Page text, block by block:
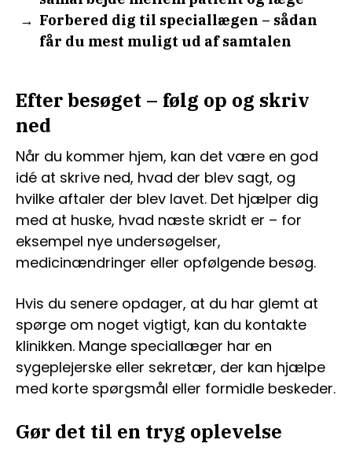
Forbered dig til speciallægen – sådan
får du mest muligt ud af samtalen
Efter besøget – følg op og skriv
ned
Når du kommer hjem, kan det være en god
idé at skrive ned, hvad der blev sagt, og
hvilke aftaler der blev lavet. Det hjælper dig
med at huske, hvad næste skridt er – for
eksempel nye undersøgelser,
medicinændringer eller opfølgende besøg.
Hvis du senere opdager, at du har glemt at
spørge om noget vigtigt, kan du kontakte
klinikken. Mange speciallæger har en
sygeplejerske eller sekretær, der kan hjælpe
med korte spørgsmål eller formidle beskeder.
Gør det til en tryg oplevelse